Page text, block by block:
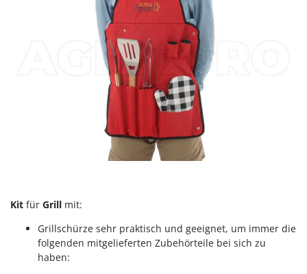
Vertikutierer
Vogelscheuchen - Vogelabwehr
Wasserpumpen
Wasserpumpen für Traktoren
Wein- und Obstpressen
Wein- und Ölschichtenfilter
Weitere Produkte
Wurstfüller
Zerstäuber
Lampacrescia - MGM
LAR Casalinghi
Linea VZ
Lisam
Lotusgrill
Kit für Grill mit:
Grillschürze sehr praktisch und geeignet, um immer die
folgenden mitgelieferten Zubehörteile bei sich zu
haben: